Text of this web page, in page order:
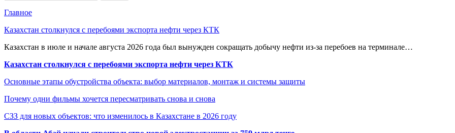
Главное
Казахстан столкнулся с перебоями экспорта нефти через КТК
Казахстан в июле и начале августа 2026 года был вынужден сокращать добычу нефти из-за перебоев на терминале…
Казахстан столкнулся с перебоями экспорта нефти через КТК
Основные этапы обустройства объекта: выбор материалов, монтаж и системы защиты
Почему одни фильмы хочется пересматривать снова и снова
СЗЗ для новых объектов: что изменилось в Казахстане в 2026 году